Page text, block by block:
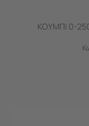
ΚΟΥΜΠΙ 0-